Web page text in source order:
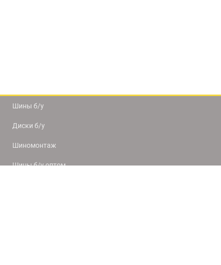
Шины б/у
Диски б/у
Шиномонтаж
Шины б/у оптом